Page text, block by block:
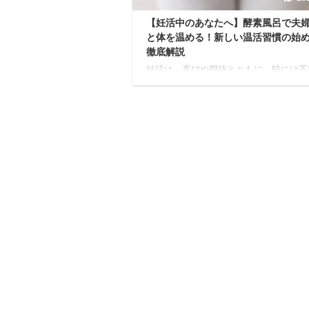
【妊活中のあなたへ】酵素風呂で夫
と体を温める！新しい温活習慣の始
徹底解説
妊活は、喜びや期待とともに、時には不